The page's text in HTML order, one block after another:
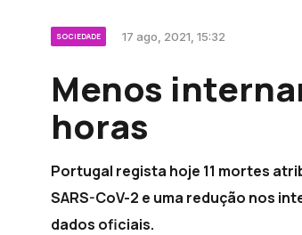
SOCIEDADE 17 ago, 2021, 15:32
Menos
horas
Portugal regista hoje 11 mortes
SARS-CoV-2 e uma redução nos
dados oficiais.